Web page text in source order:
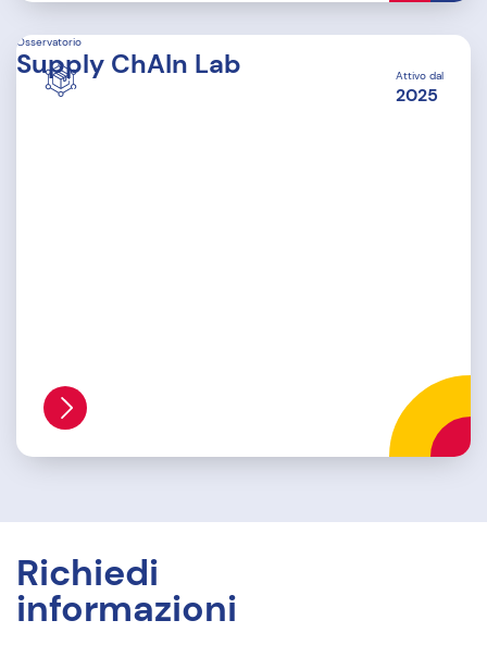
Attivo dal
2025
Osservatorio
Supply ChAIn Lab
Richiedi
informazioni